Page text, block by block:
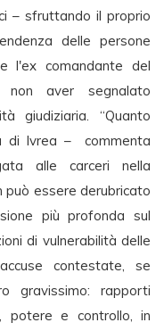
– sfruttando il proprio
delle persone
l'ex comandante del
aver segnalato
giudiziaria. “Quanto
di Ivrea – commenta
alle carceri nella
può essere derubricato
più profonda sul
di vulnerabilità delle
contestate, se
gravissimo: rapporti
potere e controllo, in